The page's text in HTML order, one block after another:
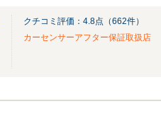
クチコミ評価： 4.8点（662件）
カーセンサーアフター保証取扱店